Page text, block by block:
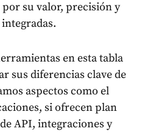
por su valor, precisión y
en esta tabla
sus diferencias clave de
aspectos como el
si ofrecen plan
API, integraciones y